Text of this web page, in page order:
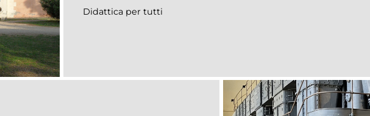
Didattica per tutti